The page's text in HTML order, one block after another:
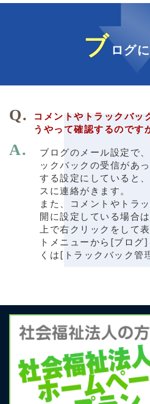
ブ ログ
コメントやトラックバッ
うやって確認するのです
ブログのメール設定で
ックバックの受信があ
する設定にしていると
スに連絡がきます。
また、コメントやトラ
開に設定している場合
上で右クリックをして
トメニューから[ブロ
くは[トラックバック管